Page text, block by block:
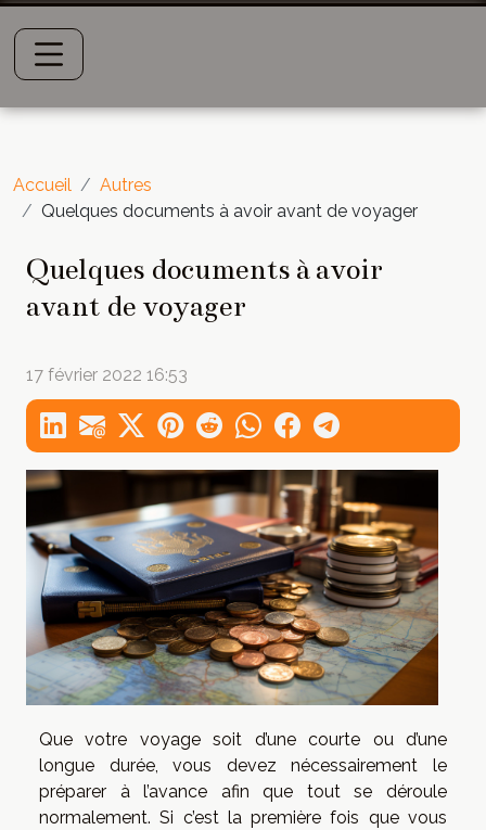
Accueil
Autres
Quelques documents à avoir avant de voyager
Quelques documents à avoir
avant de voyager
17 février 2022 16:53
Que votre voyage soit d’une courte ou d’une
longue durée, vous devez nécessairement le
préparer à l’avance afin que tout se déroule
normalement. Si c’est la première fois que vous